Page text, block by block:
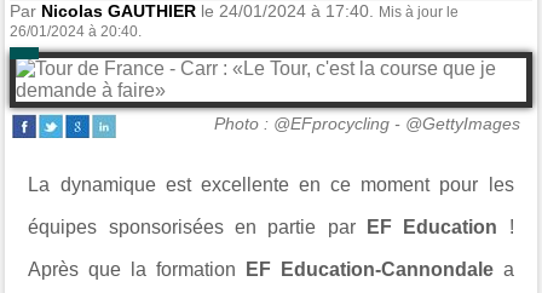
Par Nicolas GAUTHIER le 24/01/2024 à 17:40.
Mis à jour le
26/01/2024 à 20:40.
Photo : @EFprocycling - @GettyImages
La dynamique est excellente en ce moment pour les
équipes sponsorisées en partie par EF Education !
Après que la formation EF Education-Cannondalea